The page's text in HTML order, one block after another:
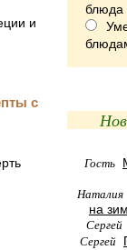
и
блюда
Гость
Наталия
на
Сергей
Сергей